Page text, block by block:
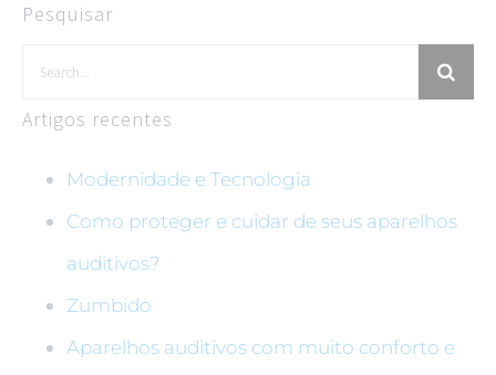
Pesquisar
Artigos recentes
Modernidade e Tecnologia
Como proteger e cuidar de seus aparelhos
auditivos?
Zumbido
Aparelhos auditivos com muito conforto e